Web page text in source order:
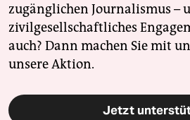
zugänglichen Journalismus –
zivilgesellschaftliches
auch? Dann machen Sie mit
unsere Aktion.
Jetzt